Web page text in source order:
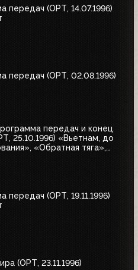
передач (ОРТ, 14.07.1996)
передач (ОРТ, 02.08.1996)
передач и конец
25.10.1996) «Вьетнам, до
«Обратная тяга»,
передач (ОРТ, 19.11.1996)
(ОРТ, 23.11.1996)